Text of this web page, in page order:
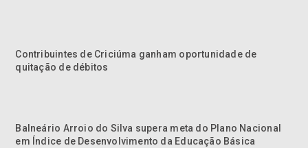
Contribuintes de Criciúma ganham oportunidade de
quitação de débitos
Balneário Arroio do Silva supera meta do Plano Nacional
em Índice de Desenvolvimento da Educação Básica